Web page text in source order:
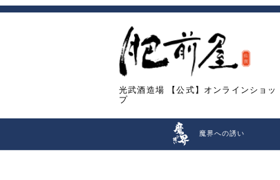
光武酒造場 【公式】オンラインショッ
プ
魔界への誘い